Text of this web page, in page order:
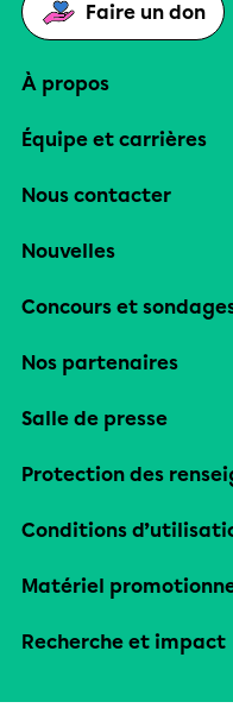
Faire un don
À propos
Équipe et carrières
Nous contacter
Nouvelles
Concours et
Nos partenaires
Salle de presse
Protection des
Conditions
Matériel
Recherche et impact